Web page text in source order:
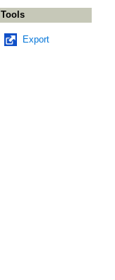
Tools
Export